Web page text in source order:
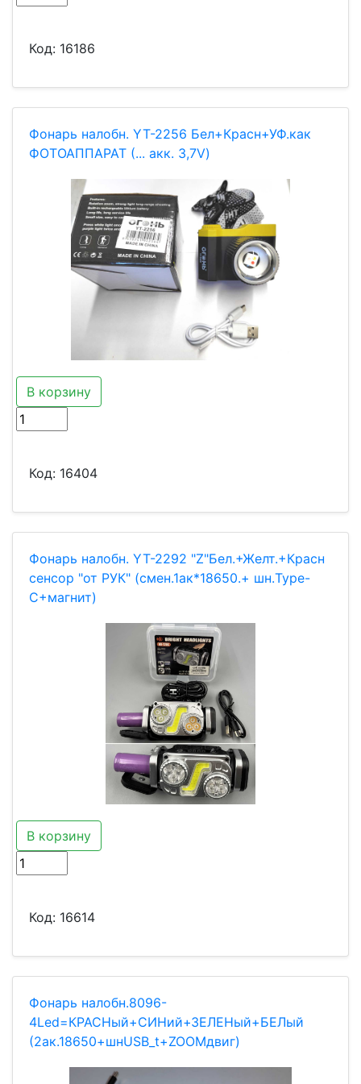
Код: 16186
Фонарь налобн. YT-2256 Бел+Красн+УФ.как
ФОТОАППАРАТ (... акк. 3,7V)
В корзину
Код: 16404
Фонарь налобн. YT-2292 "Z"Бел.+Желт.+Красн
сенсор "от РУК" (смен.1ак*18650.+ шн.Type-
C+магнит)
В корзину
Код: 16614
Фонарь налобн.8096-
4Led=КРАСНый+СИНий+ЗЕЛЕНый+БЕЛый
(2ак.18650+шнUSB_t+ZOOMдвиг)